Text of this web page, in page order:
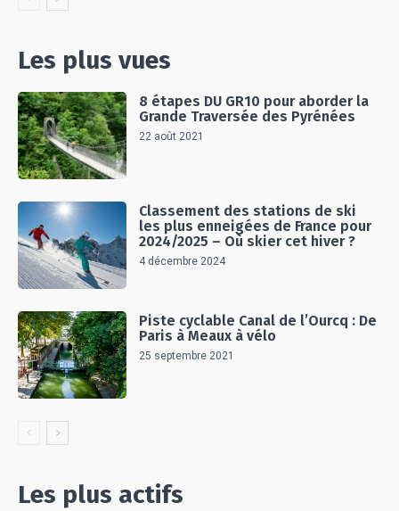
Les plus vues
8 étapes DU GR10 pour aborder la
Grande Traversée des Pyrénées
22 août 2021
Classement des stations de ski
les plus enneigées de France pour
2024/2025 – Où skier cet hiver ?
4 décembre 2024
Piste cyclable Canal de l’Ourcq : De
Paris à Meaux à vélo
25 septembre 2021
Les plus actifs